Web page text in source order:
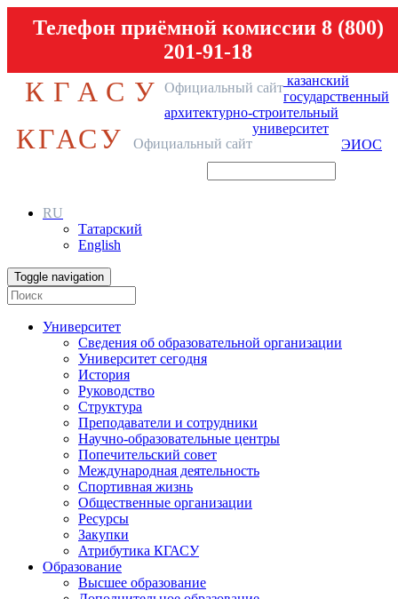
Телефон приёмной комиссии 8 (800)
201-91-18
КГАСУ Официальный сайт казанский
государственный
архитектурно-строительный
университет
КГАСУ Официальный сайт ЭИОС
RU
Татарский
English
Toggle navigation
Университет
Сведения об образовательной организации
Университет сегодня
История
Руководство
Структура
Преподаватели и сотрудники
Научно-образовательные центры
Попечительский совет
Международная деятельность
Спортивная жизнь
Общественные организации
Ресурсы
Закупки
Атрибутика КГАСУ
Образование
Высшее образование